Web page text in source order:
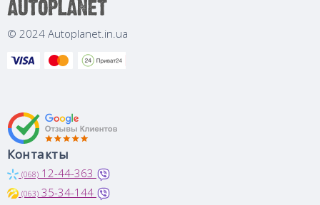
© 2024 Autoplanet.in.ua
Контакты
(068) 12-44-363
(063) 35-34-144